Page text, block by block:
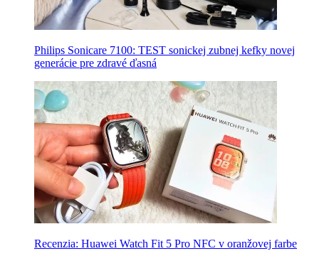
Philips Sonicare 7100: TEST sonickej zubnej kefky novej
generácie pre zdravé ďasná
Recenzia: Huawei Watch Fit 5 Pro NFC v oranžovej farbe